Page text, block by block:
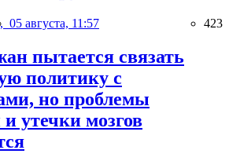
05 августа, 11:57 423
пытается связать
политику с
но проблемы
и утечки мозгов